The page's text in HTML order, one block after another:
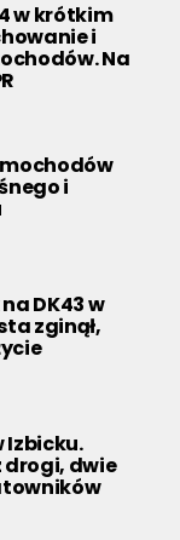
w krótkim
i
Na
i
DK43 w
zginął,
Izbicku.
drogi, dwie